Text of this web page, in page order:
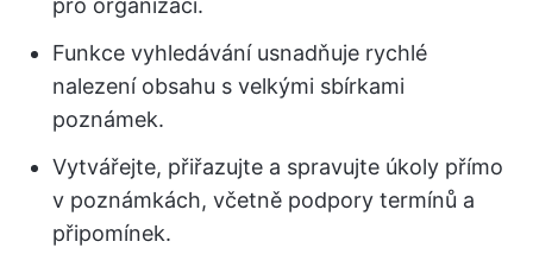
pro organizaci.
Funkce vyhledávání usnadňuje rychlé
nalezení obsahu s velkými sbírkami
poznámek.
Vytvářejte, přiřazujte a spravujte úkoly přímo
v poznámkách, včetně podpory termínů a
připomínek.